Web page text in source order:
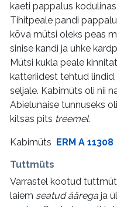
kaeti pappalus
Tihitpeale pandi
kõva mütsi oleks peas
sinise kandi ja uhke
Mütsi kukla peale
katteriidest tehtud
seljale. Kabimüts oli nii
Abielunaise tunnuseks
kitsas pits treemel.
Kabimüts
ERM A 11308
Tuttmüts
Varrastel kootud
laiem seatud äärega ja